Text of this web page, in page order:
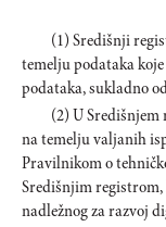
(1) Središnji
temelju podataka
podataka, sukladno
(2) U
na temelju valjanih
Pravilnikom o
Središnjim registrom,
nadležnog za razvoj